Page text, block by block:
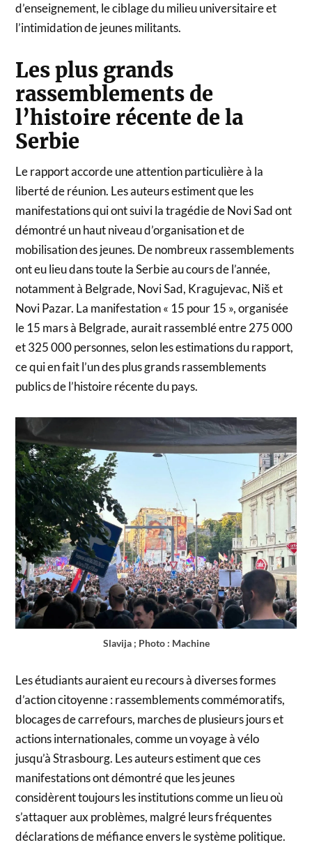
d’enseignement, le ciblage du milieu universitaire et
l’intimidation de jeunes militants.
Les plus grands
rassemblements de
l’histoire récente de la
Serbie
Le rapport accorde une attention particulière à la
liberté de réunion. Les auteurs estiment que les
manifestations qui ont suivi la tragédie de Novi Sad ont
démontré un haut niveau d’organisation et de
mobilisation des jeunes. De nombreux rassemblements
ont eu lieu dans toute la Serbie au cours de l’année,
notamment à Belgrade, Novi Sad, Kragujevac, Niš et
Novi Pazar. La manifestation « 15 pour 15 », organisée
le 15 mars à Belgrade, aurait rassemblé entre 275 000
et 325 000 personnes, selon les estimations du rapport,
ce qui en fait l’un des plus grands rassemblements
publics de l’histoire récente du pays.
Slavija ; Photo : Machine
Les étudiants auraient eu recours à diverses formes
d’action citoyenne : rassemblements commémoratifs,
blocages de carrefours, marches de plusieurs jours et
actions internationales, comme un voyage à vélo
jusqu’à Strasbourg. Les auteurs estiment que ces
manifestations ont démontré que les jeunes
considèrent toujours les institutions comme un lieu où
s’attaquer aux problèmes, malgré leurs fréquentes
déclarations de méfiance envers le système politique.